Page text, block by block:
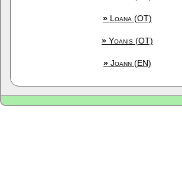
»Loana (OT)
»Yoanis (OT)
»Joann (EN)